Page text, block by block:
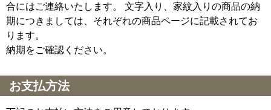
合にはご連絡いたします。 文字入り、家紋入りの商品の納
期につきましては、それぞれの商品ページに記載されてお
ります。
納期をご確認ください。
お支払方法